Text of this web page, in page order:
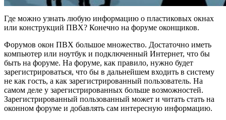
Где можно узнать любую информацию о пластиковых окнах
или конструкций ПВХ? Конечно на форуме оконщиков.
Форумов окон ПВХ большое множество. Достаточно иметь
компьютер или ноутбук и подключенный Интернет, что бы
быть на форуме. На форуме, как правило, нужно будет
зарегистрироваться, что бы в дальнейшем входить в систему
не как гость, а как зарегистрированный пользователь. На
самом деле у зарегистрированных больше возможностей.
Зарегистрированный пользованный может и читать стать на
оконном форуме и добавлять сам интересную информацию.